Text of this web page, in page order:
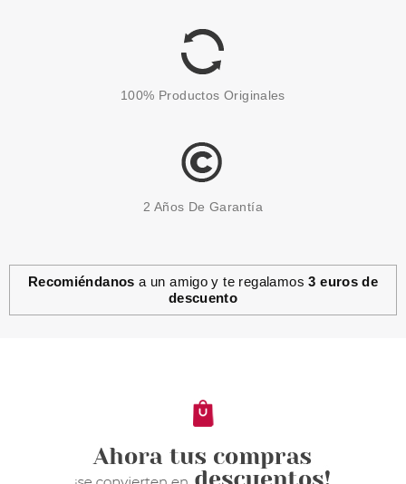
3.50€
WELLA PROFESSIONAL
18.50€
100% Productos Originales
2 Años De Garantía
Recomiéndanos a un amigo y te regalamos3 euros de
descuento